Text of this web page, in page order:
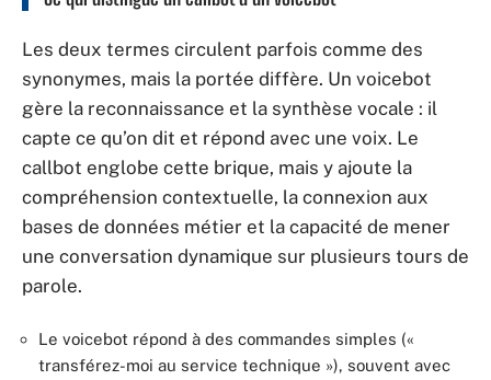
Les deux termes circulent parfois comme des
synonymes, mais la portée diffère. Un voicebot
gère la reconnaissance et la synthèse vocale : il
capte ce qu’on dit et répond avec une voix. Le
callbot englobe cette brique, mais y ajoute la
compréhension contextuelle, la connexion aux
bases de données métier et la capacité de mener
une conversation dynamique sur plusieurs tours de
parole.
Le voicebot répond à des commandes simples («
transférez-moi au service technique »), souvent avec